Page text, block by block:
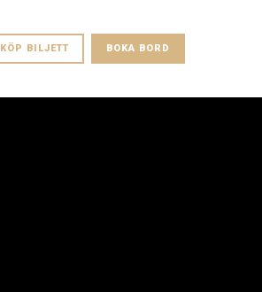
KÖP BILJETT BOKA BORD